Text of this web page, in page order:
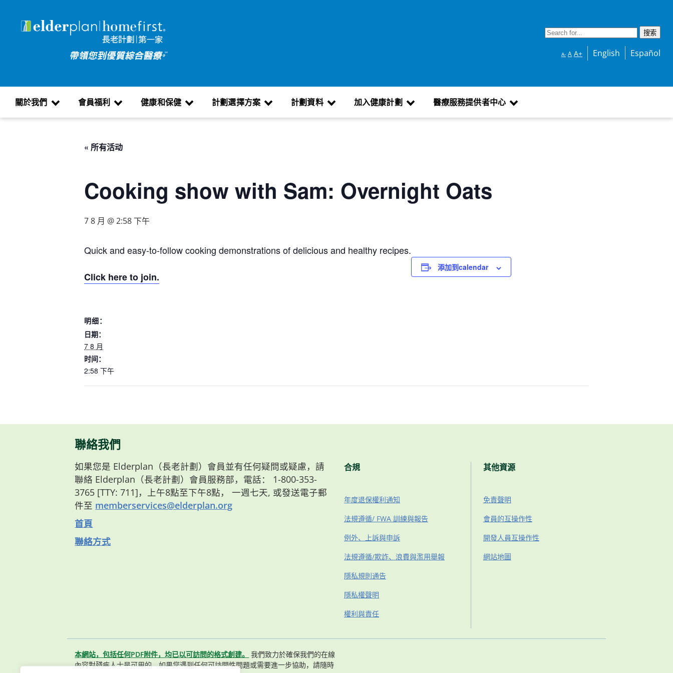
A- A A+ English Español
關於我們 會員福利 健康和保健 計劃選擇方案 計劃資料 加入健康計劃 醫療服務提供者中心
« 所有活动
Cooking show with Sam: Overnight Oats
7 8 月 @ 2:58 下午
Quick and easy-to-follow cooking demonstrations of delicious and healthy recipes.
Click here to join.
添加到calendar
明细：
日期：
7 8 月
时间：
2:58 下午
聯絡我們
如果您是 Elderplan（長老計劃）會員並有任何疑問或疑慮，請
聯絡 Elderplan（長老計劃）會員服務部，電話： 1-800-353-
3765 [TTY: 711]，上午8點至下午8點， 一週七天, 或發送電子郵
件至 memberservices@elderplan.org
首頁
聯絡方式
合規
年度退保權利通知
法規遵循/ FWA 訓練與報告
例外、上訴與申訴
法規遵循/欺詐、浪費與濫用舉報
隱私規則通告
隱私權聲明
權利與責任
其他資源
免責聲明
會員的互操作性
開發人員互操作性
網站地圖
本網站，包括任何PDF附件，均已以可訪問的格式創建。
我們致力於確保我們的在線
內容對殘疾人士是可用的。如果您遇到任何可訪問性問題或需要進一步協助，請隨時